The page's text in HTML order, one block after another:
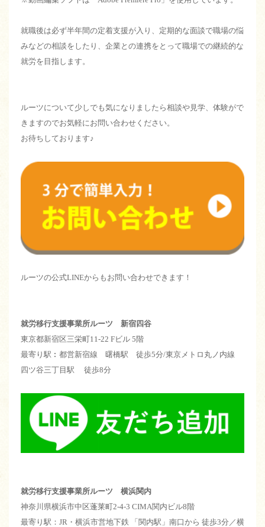
就職後は必ず半年間の定着支援が入り、定期的な面談で職場の悩
みなどの相談をしたり、企業との連携をとって職場での継続的な
就労を目指します。
ルーツについて少しでも気になりましたら相談や見学、体験がで
きますのでお気軽にお問い合わせください。
お待ちしております♪
ルーツの公式LINEからもお問い合わせできます！
就労移行支援事業所ルーツ 新宿四谷
東京都新宿区三栄町11-22 Fビル 5階
最寄り駅︰都営新宿線 曙橋駅 徒歩5分/東京メトロ丸ノ内線
四ツ谷三丁目駅 徒歩8分
就労移行支援事業所ルーツ 横浜関内
神奈川県横浜市中区蓬莱町2-4-3 CIMA関内ビル8階
最寄り駅：JR・横浜市営地下鉄 「関内駅」南口から 徒歩3分／横